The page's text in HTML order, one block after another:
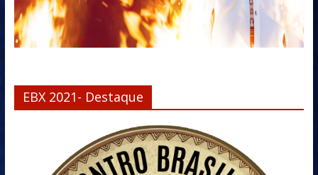
EBX 2021- Destaque